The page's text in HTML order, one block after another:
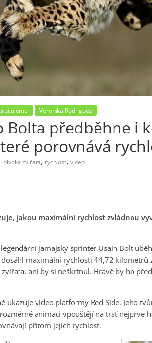
Veronika Rodriguez
Bolta předběhne i
porovnává
divoká zvířata, rychlost, video
jakou maximální rychlost zvládnou
jamajský sprinter Usain Bolt
maximální rychlosti 44,72 kilometrů
ani by si neškrtnul. Hravě by ho
ukazuje video platformy Red Side. Jeho
animaci vpouštějí na trať nejprve
přitom jejich rychlost.